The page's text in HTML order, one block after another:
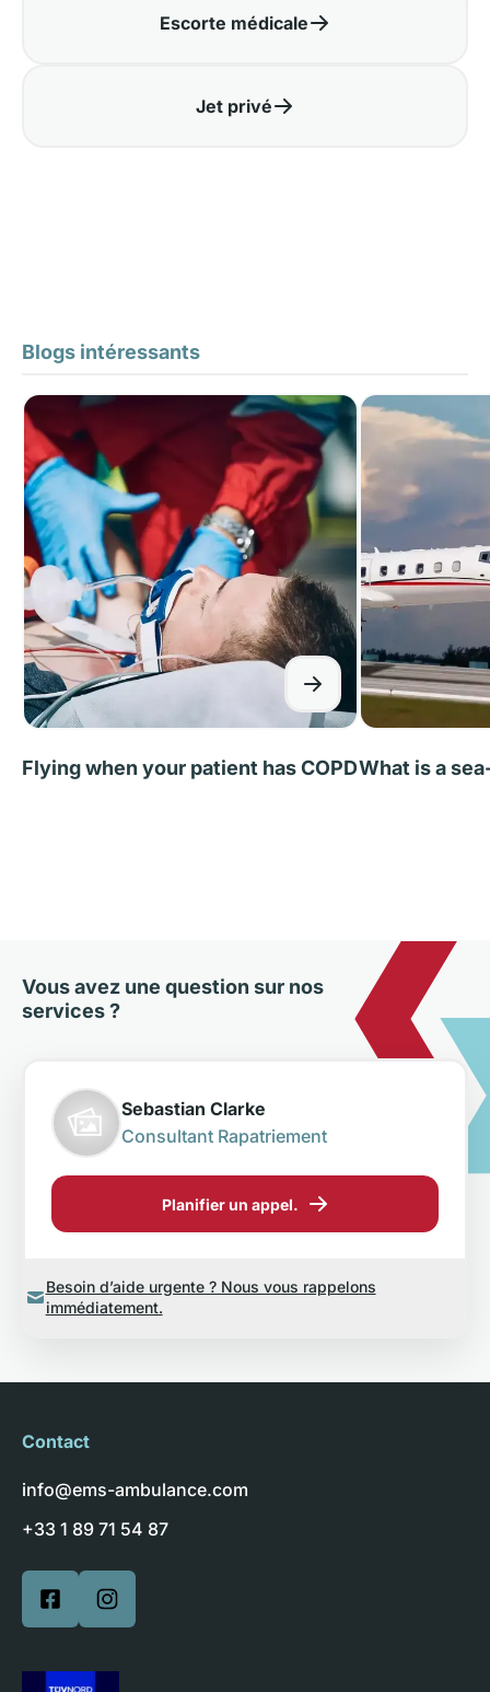
Escorte médicale
Jet privé
Blogs intéressants
Flying when your patient has COPDWhat is a
Vous avez une question sur nos
services ?
Sebastian Clarke
Consultant Rapatriement
Planifier un appel.
Besoin d’aide urgente ? Nous vous rappelons
immédiatement.
Contact
info@ems-ambulance.com
+33 1 89 71 54 87